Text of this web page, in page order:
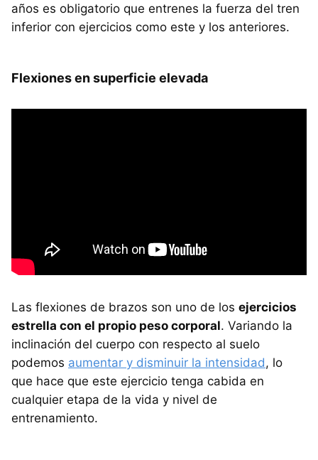
años es obligatorio que entrenes la fuerza del tren
inferior con ejercicios como este y los anteriores.
Flexiones en superficie elevada
Las flexiones de brazos son uno de los ejercicios
estrella con el propio peso corporal. Variando la
inclinación del cuerpo con respecto al suelo
podemos aumentar y disminuir la intensidad, lo
que hace que este ejercicio tenga cabida en
cualquier etapa de la vida y nivel de
entrenamiento.